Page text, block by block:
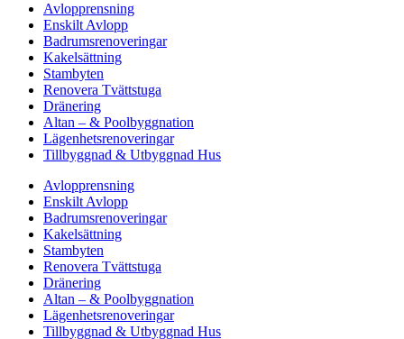
Avlopprensning
Enskilt Avlopp
Badrumsrenoveringar
Kakelsättning
Stambyten
Renovera Tvättstuga
Dränering
Altan – & Poolbyggnation
Lägenhetsrenoveringar
Tillbyggnad & Utbyggnad Hus
Avlopprensning
Enskilt Avlopp
Badrumsrenoveringar
Kakelsättning
Stambyten
Renovera Tvättstuga
Dränering
Altan – & Poolbyggnation
Lägenhetsrenoveringar
Tillbyggnad & Utbyggnad Hus